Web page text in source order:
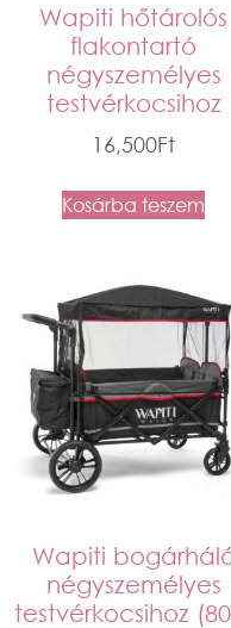
Wapiti hőtárolós
flakontartó
négyszemélyes
testvérkocsihoz
16,500Ft
Kosárba teszem
Wapiti
négyszemélyes
testvérkocsihoz